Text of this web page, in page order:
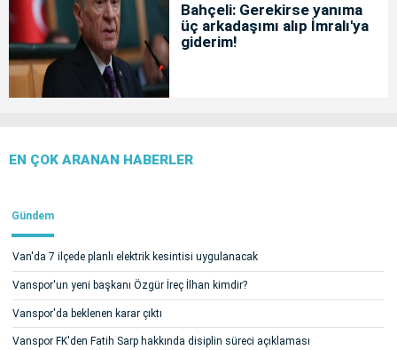
Bahçeli: Gerekirse yanıma
üç arkadaşımı alıp İmralı'ya
giderim!
EN ÇOK ARANAN HABERLER
Gündem
Van'da 7 ilçede planlı elektrik kesintisi uygulanacak
Vanspor'un yeni başkanı Özgür İreç İlhan kimdir?
Vanspor'da beklenen karar çıktı
Vanspor FK'den Fatih Sarp hakkında disiplin süreci açıklaması